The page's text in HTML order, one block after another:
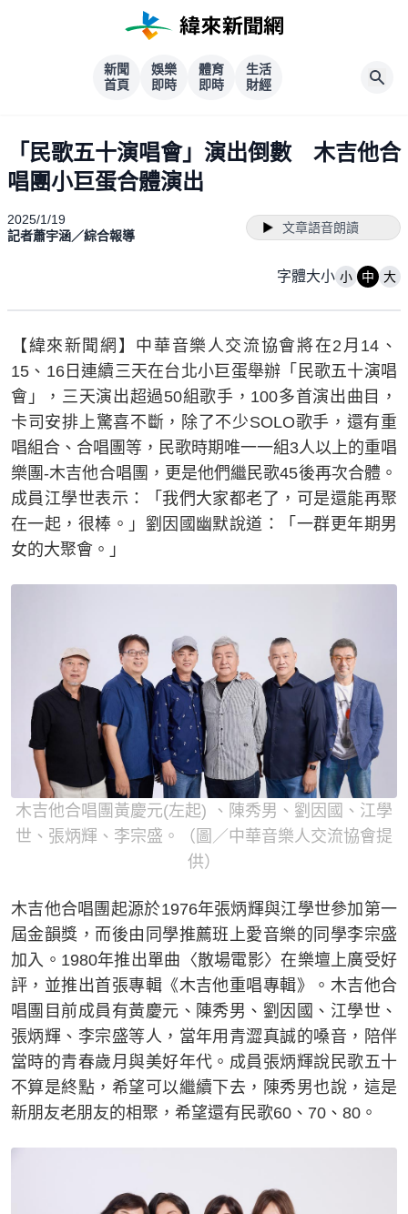
新聞
首頁
娛樂
即時
體育
即時
生活
財經
「民歌五十演唱會」演出倒數 木吉他合
唱團小巨蛋合體演出
2025/1/19
記者蕭宇涵／綜合報導
文章語音朗讀
字體大小 小 中 大
【緯來新聞網】中華音樂人交流協會將在2月14、
15、16日連續三天在台北小巨蛋舉辦「民歌五十演唱
會」，三天演出超過50組歌手，100多首演出曲目，
卡司安排上驚喜不斷，除了不少SOLO歌手，還有重
唱組合、合唱團等，民歌時期唯一一組3人以上的重唱
樂團-木吉他合唱團，更是他們繼民歌45後再次合體。
成員江學世表示：「我們大家都老了，可是還能再聚
在一起，很棒。」劉因國幽默說道：「一群更年期男
女的大聚會。」
木吉他合唱團黃慶元(左起) 、陳秀男、劉因國、江學
世、張炳輝、李宗盛。（圖／中華音樂人交流協會提
供）
木吉他合唱團起源於1976年張炳輝與江學世參加第一
屆金韻獎，而後由同學推薦班上愛音樂的同學李宗盛
加入。1980年推出單曲〈散場電影〉在樂壇上廣受好
評，並推出首張專輯《木吉他重唱專輯》。木吉他合
唱團目前成員有黃慶元、陳秀男、劉因國、江學世、
張炳輝、李宗盛等人，當年用青澀真誠的嗓音，陪伴
當時的青春歲月與美好年代。成員張炳輝說民歌五十
不算是終點，希望可以繼續下去，陳秀男也說，這是
新朋友老朋友的相聚，希望還有民歌60、70、80。